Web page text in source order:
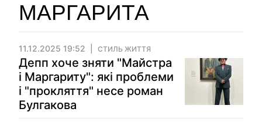
МАРГАРИТА
11.12.2025 19:52 СТИЛЬ ЖИТТЯ
Депп хоче зняти "Майстра
і Маргариту": які проблеми
і "прокляття" несе роман
Булгакова